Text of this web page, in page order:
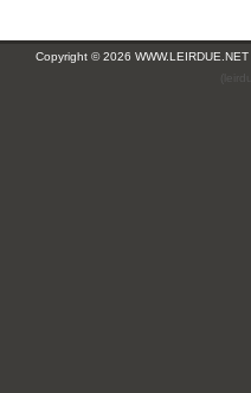
Copyright © 2026